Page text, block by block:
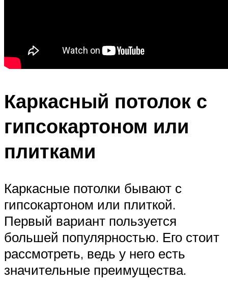
Каркасный потолок с
гипсокартоном или
плитками
Каркасные потолки бывают с
гипсокартоном или плиткой.
Первый вариант пользуется
большей популярностью. Его стоит
рассмотреть, ведь у него есть
значительные преимущества.